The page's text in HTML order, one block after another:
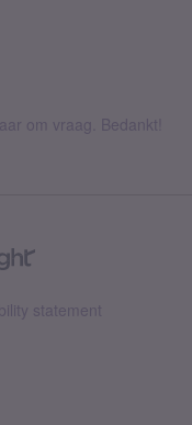
om vraag. Bedankt!
statement